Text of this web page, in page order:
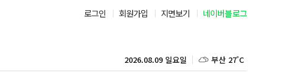
로그인 회원가입 지면보기 네이버블로그
2026.08.09 일요일 대구 24˚C